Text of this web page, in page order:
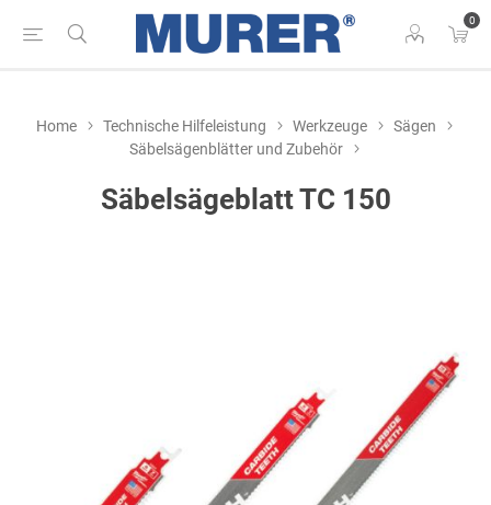
0
Home Technische Hilfeleistung Werkzeuge
Sägen
Säbelsägenblätter und Zubehör
Säbelsägeblatt TC 150